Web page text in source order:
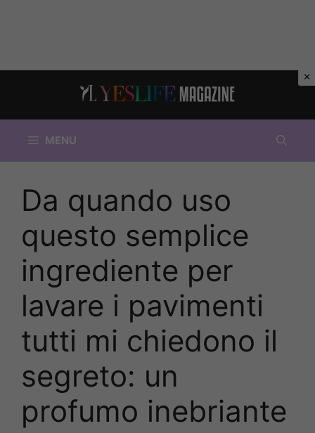
MENU
Da quando uso
questo semplice
ingrediente per
lavare i pavimenti
tutti mi chiedono il
segreto: un
profumo inebriante